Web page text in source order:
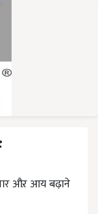
औऱ आय बढ़ाने